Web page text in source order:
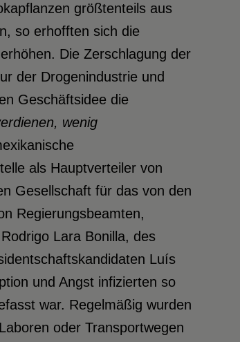
größtenteils aus
so erhofften sich die
Die Zerschlagung der
der Drogenindustrie und
Geschäftsidee die
wenig
als Hauptverteiler von
Gesellschaft für das von den
Regierungsbeamten,
Lara Bonilla, des
Luís
und Angst infizierten so
war. Regelmäßig wurden
oder Transportwegen